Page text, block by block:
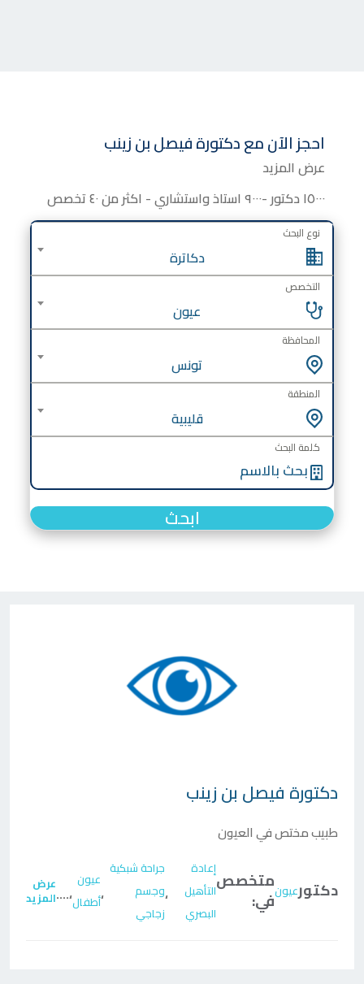
احجز الآن معدكتورةفيصل بن زينب
عرض المزيد
١٥٠٠٠ دكتور -٩٠٠٠ استاذ واستشاري - اكثر من ٤٠ تخصص
نوع البحث
دكاترة
التخصص
عيون
المحافظة
تونس
المنطقة
قليبية
كلمة البحث
ابحث
دكتورة فيصل بن زينب
طبيب مختص في العيون
دكتورعيونمتخصص
في:
إعادة
التأهيل
البصري
،
جراحة شبكية
وجسم
زجاجي
،
عيون
أطفال،....عرض
المزيد